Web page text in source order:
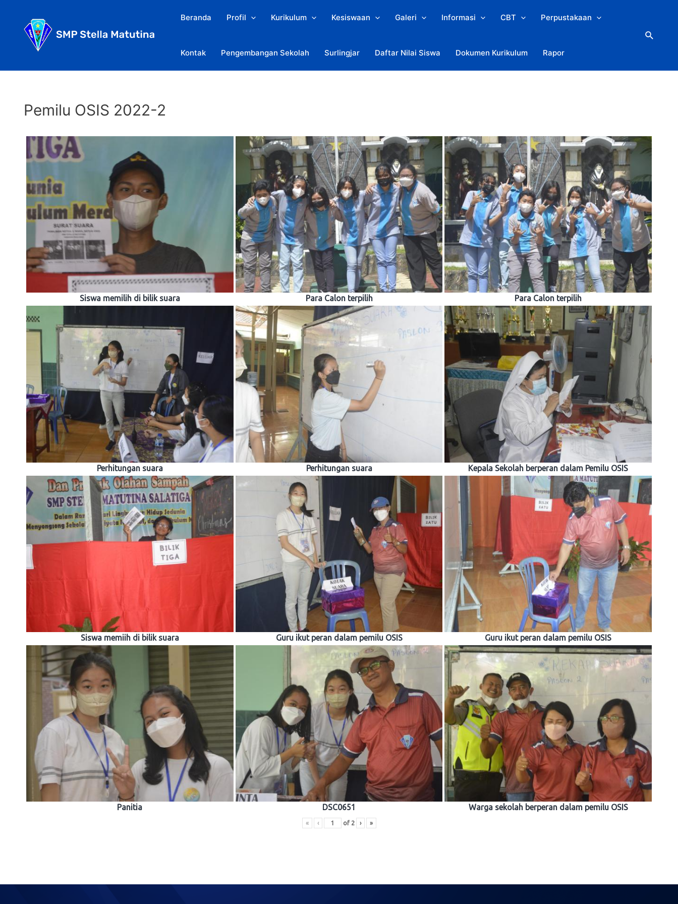
content
Beranda Profil Kurikulum Kesiswaan Galeri Informasi CBT Perpustakaan
Kontak Pengembangan Sekolah Surlingjar Daftar Nilai Siswa Dokumen Kurikulum Rapor
Search
Pemilu OSIS 2022-2
Siswa memilih di bilik suara Para Calon terpilih Para Calon terpilih
Perhitungan suara Perhitungan suara Kepala Sekolah berperan dalam Pemilu OSIS
Siswa memiih di bilik suara Guru ikut peran dalam pemilu OSIS Guru ikut peran dalam pemilu OSIS
Panitia DSC0651 Warga sekolah berperan dalam pemilu OSIS
« ‹ of 2 › »